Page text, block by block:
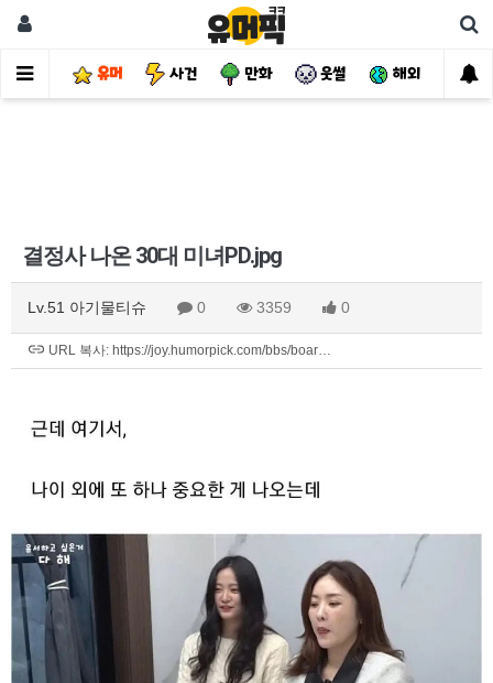
유머 사건 만화 웃썰 해외 핫
결정사 나온 30대 미녀PD.jpg
Lv.51 아기물티슈 0 3359 0
URL 복사: https://joy.humorpick.com/bbs/boar…